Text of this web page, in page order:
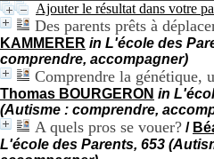
Ajouter le résultat dans votre
Des parents prêts à
KAMMERER in L'école des
comprendre, accompagner)
Comprendre la génétique,
Thomas BOURGERON in
(Autisme : comprendre,
A quels pros se vouer? /
L'école des Parents, 653
e
n
t
r
e
H
o
p